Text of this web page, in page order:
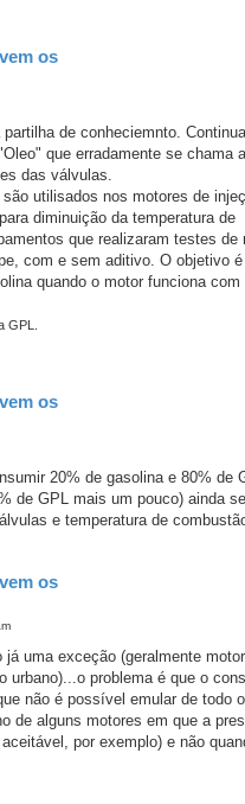
os
de conheciemnto.
que erradamente se chama
das válvulas.
utilisados nos motores de
diminuição da temperatura de
que realizaram testes de
com e sem aditivo. O objetivo é
quando o motor funciona com
os
20% de gasolina e 80% de
de GPL mais um pouco) ainda
e temperatura de
os
uma exceção (geralmente
urbano)...o problema é que o
não é possível emular de todo o
de alguns motores em que a
por exemplo) e não